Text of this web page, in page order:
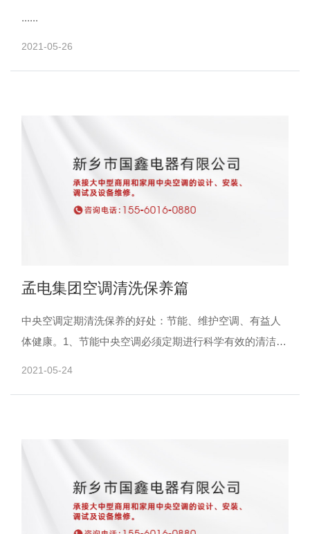
......
2021-05-26
孟电集团空调清洗保养篇
中央空调定期清洗保养的好处：节能、维护空调、有益人
体健康。1、节能中央空调必须定期进行科学有效的清洁和
2021-05-24